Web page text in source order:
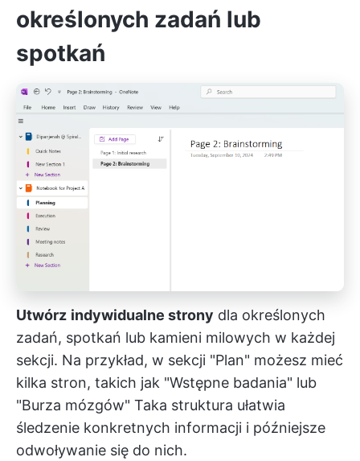
określonych zadań lub
spotkań
Utwórz indywidualne strony dla określonych
zadań, spotkań lub kamieni milowych w każdej
sekcji. Na przykład, w sekcji "Plan" możesz mieć
kilka stron, takich jak "Wstępne badania" lub
"Burza mózgów" Taka struktura ułatwia
śledzenie konkretnych informacji i późniejsze
odwoływanie się do nich.